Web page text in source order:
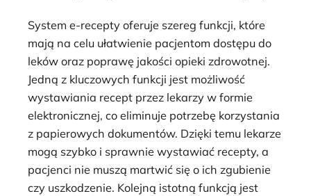
System e-recepty oferuje szereg funkcji, które
mają na celu ułatwienie pacjentom dostępu do
leków oraz poprawę jakości opieki zdrowotnej.
Jedną z kluczowych funkcji jest możliwość
wystawiania recept przez lekarzy w formie
elektronicznej, co eliminuje potrzebę korzystania
z papierowych dokumentów. Dzięki temu lekarze
mogą szybko i sprawnie wystawiać recepty, a
pacjenci nie muszą martwić się o ich zgubienie
czy uszkodzenie. Kolejną istotną funkcją jest